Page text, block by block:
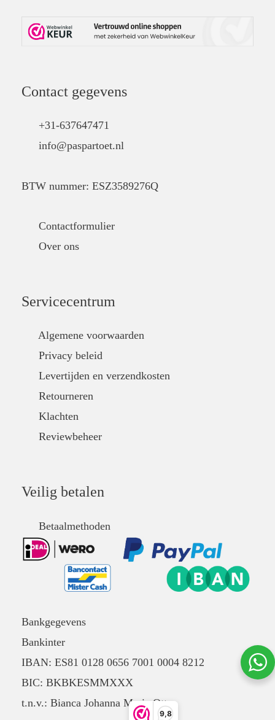
9,8
Contact gegevens
+31-637647471
info@paspartoet.nl
BTW nummer: ESZ3589276Q
Contactformulier
Over ons
Servicecentrum
Algemene voorwaarden
Privacy beleid
Levertijden en verzendkosten
Retourneren
Klachten
Reviewbeheer
Veilig betalen
Betaalmethoden
Bankgegevens
Bankinter
IBAN: ES81 0128 0656 7001 0004 8212
BIC: BKBKESMMXXX
t.n.v.: Bianca Johanna Maria Otten